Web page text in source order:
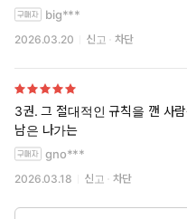
big***
2026.03.20 신고 차단
3권. 그 절대적인 규칙을 깬 사
남은 나가는
gno***
2026.03.18 신고 차단